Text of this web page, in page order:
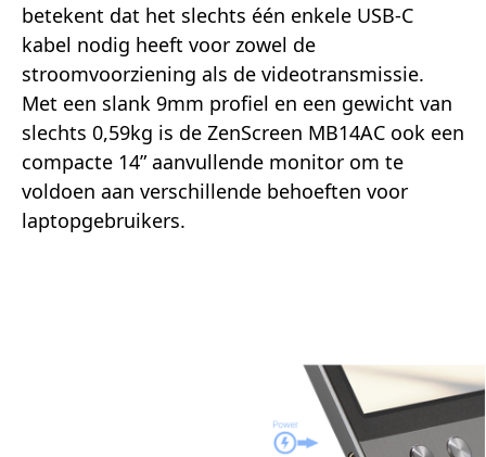
betekent dat het slechts één enkele USB-C
kabel nodig heeft voor zowel de
stroomvoorziening als de videotransmissie.
Met een slank 9mm profiel en een gewicht van
slechts 0,59kg is de ZenScreen MB14AC ook een
compacte 14” aanvullende monitor om te
voldoen aan verschillende behoeften voor
laptopgebruikers.